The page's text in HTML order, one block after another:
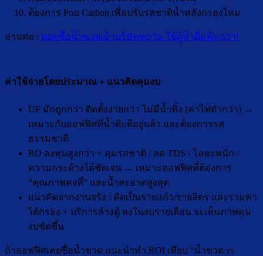
ต้องการ Post Carbon เพื่อปรับรสชาติน้ำหลังกรองไหม
อ่านต่อ : หยุดซื้อน้ำขวดเข้าบริษัททุกวัน ใช้ตู้น้ำดื่มคุ้มกว่า!
ค่าใช้จ่ายโดยประมาณ + แนวคิดคุมงบ
UF มักถูกกว่า ติดตั้งง่ายกว่า ไม่มีน้ำทิ้ง (ค่าไฟต่ำกว่า) →
เหมาะกับออฟฟิศที่น้ำดิบดีอยู่แล้ว และต้องการรส
ธรรมชาติ
RO ลงทุนสูงกว่า + คุมรสชาติ / ลด TDS / โลหะหนัก /
ความกระด้างได้ชัดเจน → เหมาะออฟฟิศที่ต้องการ
“คุณภาพคงที่” และน้ำสะอาดสูงสุด
แนวคิดจากงานจริง : คิดเป็นรายแก้ว/รายลิตร และรวมค่า
ไส้กรอง + บริการล้างตู้ ลงในงบรายเดือน จะเห็นภาพคุม
งบชัดขึ้น
ถ้าออฟฟิศเคยซื้อน้ำขวด แนะนำทำ ROI เทียบ “น้ำขวด vs